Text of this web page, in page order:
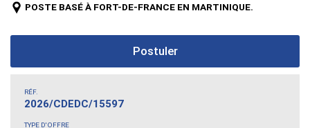
POSTE BASÉ À FORT-DE-FRANCE EN MARTINIQUE.
Postuler
RÉF.
2026/CDEDC/15597
TYPE D'OFFRE